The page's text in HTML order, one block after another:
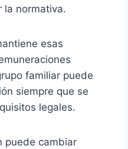
la normativa.
esas
familiar puede
siempre que se
legales.
puede cambiar